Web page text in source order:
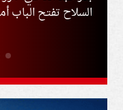
السلاح تفتح الباب